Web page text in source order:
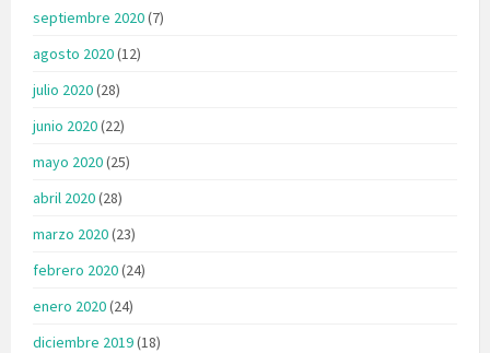
septiembre 2020(7)
agosto 2020(12)
julio 2020(28)
junio 2020(22)
mayo 2020(25)
abril 2020(28)
marzo 2020(23)
febrero 2020(24)
enero 2020(24)
diciembre 2019(18)